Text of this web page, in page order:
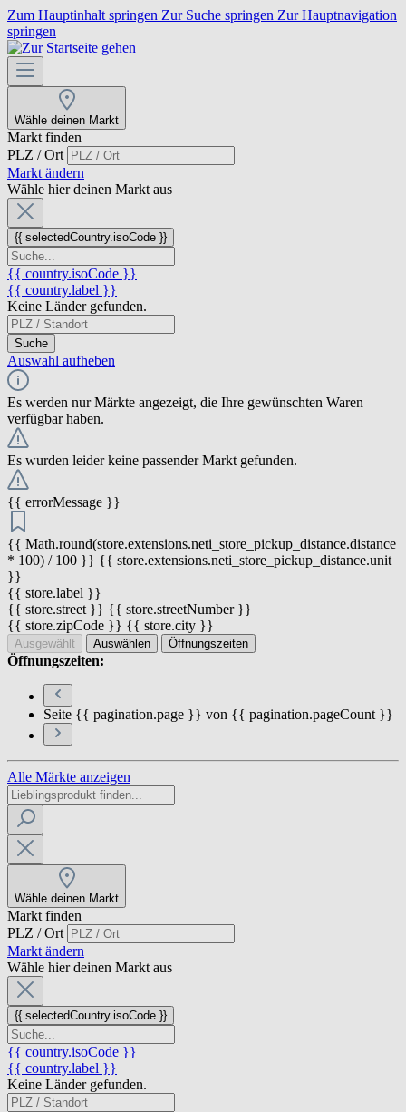
Zum Hauptinhalt springen Zur Suche springen Zur Hauptnavigation
springen
Wähle deinen Markt
Markt finden
PLZ / Ort
Markt ändern
Wähle hier deinen Markt aus
{{ selectedCountry.isoCode }}
{{ country.isoCode }}
{{ country.label }}
Keine Länder gefunden.
Suche
Auswahl aufheben
Es werden nur Märkte angezeigt, die Ihre gewünschten Waren
verfügbar haben.
Es wurden leider keine passender Markt gefunden.
{{ errorMessage }}
{{ Math.round(store.extensions.neti_store_pickup_distance.distance
* 100) / 100 }} {{ store.extensions.neti_store_pickup_distance.unit
}}
{{ store.label }}
{{ store.street }} {{ store.streetNumber }}
{{ store.zipCode }} {{ store.city }}
Ausgewählt Auswählen Öffnungszeiten
Öffnungszeiten:
Seite {{ pagination.page }} von {{ pagination.pageCount }}
Alle Märkte anzeigen
Wähle deinen Markt
Markt finden
PLZ / Ort
Markt ändern
Wähle hier deinen Markt aus
{{ selectedCountry.isoCode }}
{{ country.isoCode }}
{{ country.label }}
Keine Länder gefunden.